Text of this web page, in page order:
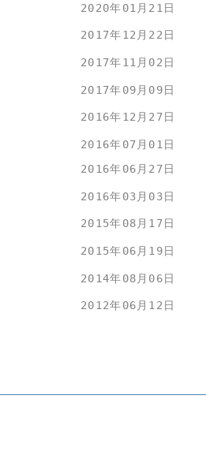
2020年01月21日
2017年12月22日
2017年11月02日
2017年09月09日
2016年12月27日
2016年07月01日
2016年06月27日
2016年03月03日
2015年08月17日
2015年06月19日
2014年08月06日
2012年06月12日